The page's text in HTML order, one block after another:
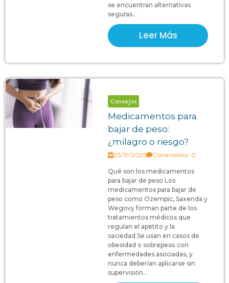
se encuentran alternativas
seguras...
Leer Más
Consejos
Medicamentos para
bajar de peso:
¿milagro o riesgo?
25/11/2025 Comentarios: 0
Qué son los medicamentos
para bajar de peso Los
medicamentos para bajar de
peso como Ozempic, Saxenda y
Wegovy forman parte de los
tratamientos médicos que
regulan el apetito y la
saciedad.Se usan en casos de
obesidad o sobrepeso con
enfermedades asociadas, y
nunca deberían aplicarse sin
supervisión...